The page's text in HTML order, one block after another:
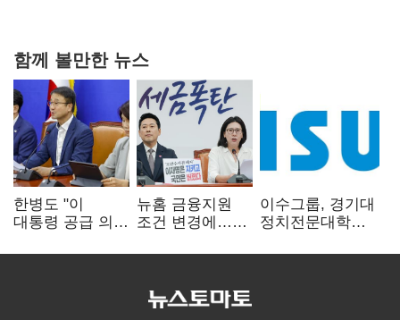
함께 볼만한 뉴스
한병도 "이
대통령 공급 의지
삼지 말아야"
뉴홈 금융지원
조건 변경에…
분양사기 나선
이수그룹, 경기대
정치전문대학원
기금' 3900만원